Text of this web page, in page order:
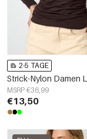
2-5 TAGE
MSRP €36,99
€13,50